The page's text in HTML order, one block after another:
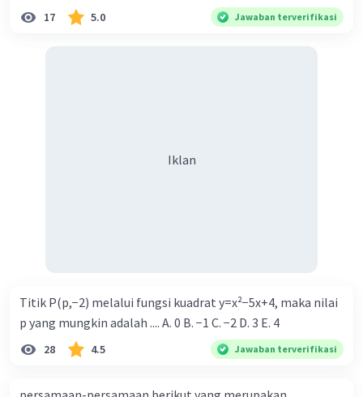
17 5.0 Jawaban terverifikasi
Iklan
Titik P(p,−2) melalui fungsi kuadrat y=x²−5x+4, maka nilai
p yang mungkin adalah .... A. 0 B. −1 C. −2 D. 3 E. 4
28 4.5 Jawaban terverifikasi